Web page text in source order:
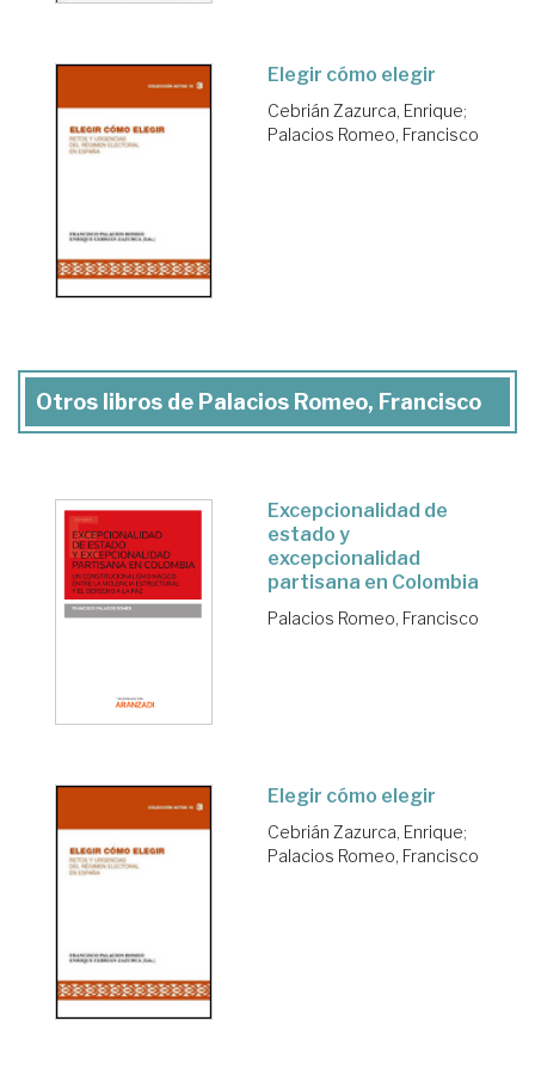
Elegir cómo elegir
Cebrián Zazurca, Enrique;
Palacios Romeo, Francisco
Otros libros de Palacios Romeo, Francisco
Excepcionalidad de
estado y
excepcionalidad
partisana en Colombia
Palacios Romeo, Francisco
Elegir cómo elegir
Cebrián Zazurca, Enrique;
Palacios Romeo, Francisco